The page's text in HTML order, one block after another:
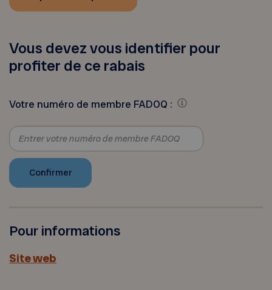
Vous devez vous identifier pour
profiter de ce rabais
Votre numéro de membre FADOQ :
Pour informations
Site web